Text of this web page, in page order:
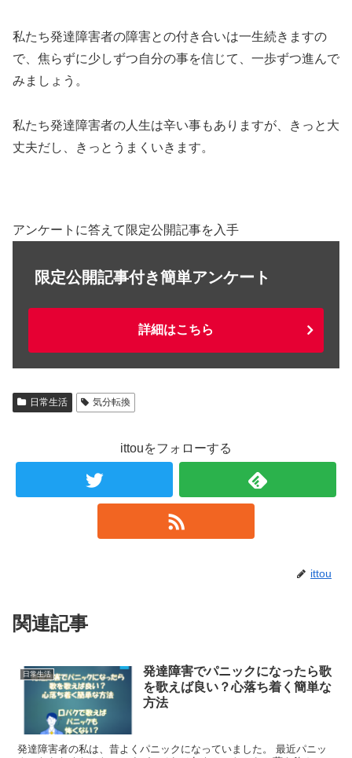
私たち発達障害者の障害との付き合いは一生続きますの
で、焦らずに少しずつ自分の事を信じて、 一歩ずつ進んで
みましょう 。
私たち発達障害者の人生は辛い事もありますが、
きっと大
丈夫だし、 きっとうまくいきます。
アンケートに答えて限定公開記事を入手
限定公開記事付き簡単アンケート
詳細はこちら
日常生活 気分転換
ittouをフォローする
ittou
関連記事
日常生活
発達障害でパニックになったら歌
を歌えば良い？心落ち着く簡単な
方法
発達障害者の私は、昔よくパニックになっていました。 最近パニッ